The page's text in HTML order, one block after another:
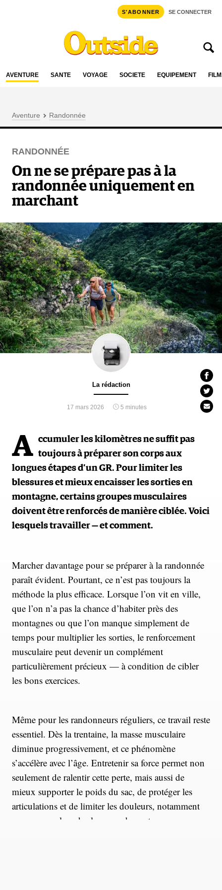
S'ABONNER SE CONNECTER
AVENTURE SANTÉ VOYAGE SOCIÉTÉ ÉQUIPEMENT
Aventure Randonnée
RANDONNÉE
On ne se prépare pas à la
randonnée uniquement en
marchant
La rédaction
17 mars 2026 5 minutes
A ccumuler les kilomètres ne suffit pas
toujours à préparer son corps aux
longues étapes d’un GR. Pour limiter les
blessures et mieux encaisser les sorties en
montagne, certains groupes musculaires
doivent être renforcés de manière ciblée. Voici
lesquels travailler — et comment.
Marcher davantage pour se préparer à la randonnée
paraît évident. Pourtant, ce n’est pas toujours la
méthode la plus efficace. Lorsque l’on vit en ville,
que l’on n’a pas la chance d’habiter près des
montagnes ou que l’on manque simplement de
temps pour multiplier les sorties, le renforcement
musculaire peut devenir un complément
particulièrement précieux — à condition de cibler
les bons exercices.
Même pour les randonneurs réguliers, ce travail reste
essentiel. Dès la trentaine, la masse musculaire
diminue progressivement, et ce phénomène
s’accélère avec l’âge. Entretenir sa force permet non
seulement de ralentir cette perte, mais aussi de
mieux supporter le poids du sac, de protéger les
articulations et de limiter les douleurs, notamment
aux genoux lors des longues descentes.